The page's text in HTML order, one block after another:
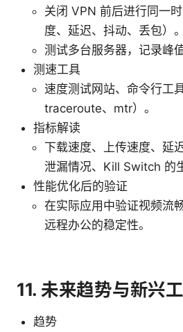
关闭 VPN 前后进行同一
度、延迟、抖动、丢包）。
测试多台服务器，记录峰
测速工具
速度测试网站、命令行工
traceroute、mtr）。
指标解读
下载速度、上传速度、延
泄漏情况、Kill Switch 的
性能优化后的验证
在实际应用中验证视频流
远程办公的稳定性。
11. 未来趋势与新兴
趋势